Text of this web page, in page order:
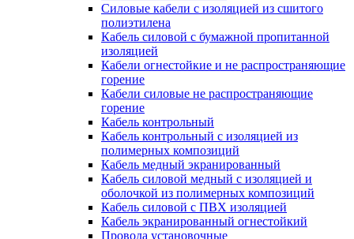
Силовые кабели с изоляцией из сшитого
полиэтилена
Кабель силовой с бумажной пропитанной
изоляцией
Кабели огнестойкие и не распространяющие
горение
Кабели силовые не распространяющие
горение
Кабель контрольный
Кабель контрольный с изоляцией из
полимерных композиций
Кабель медный экранированный
Кабель силовой медный с изоляцией и
оболочкой из полимерных композиций
Кабель силовой с ПВХ изоляцией
Кабель экранированный огнестойкий
Провода установочные